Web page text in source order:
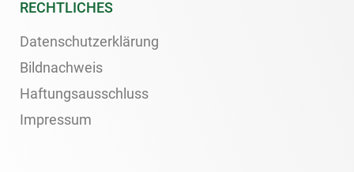
RECHTLICHES
Datenschutzerklärung
Bildnachweis
Haftungsausschluss
Impressum